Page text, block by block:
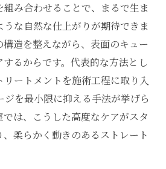
勧める髪質改善の施術手順
質改善の相乗効果を解説
ートを持続させるケア方法
敗しない髪質改善のコツ
ではの髪質改善術
サロンの髪質改善力を徹底解
正が選ばれる理由と特徴
み合わせることで、まるで生ま
な自然な仕上がりが期待できま
造を整えながら、表面のキュー
るからです。代表的な方法とし
ートメントを施術工程に取り入
を最小限に抑える手法が挙げら
は、こうした高度なケアがスタ
柔らかく動きのあるストレート